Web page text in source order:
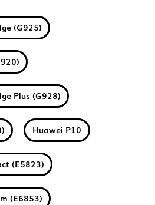
(G925)
Plus (G928)
Huawei P10
(E5823)
(E6853)